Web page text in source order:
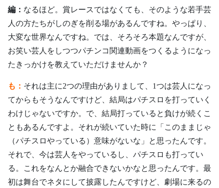
編： なるほど。賞レースではなくても、そのような若手芸
人の方たちがしのぎを削る場があるんですね。やっぱり、
大変な世界なんですね。では、そろそろ本題なんですが、
お笑い芸人をしつつパチンコ関連動画をつくるようになっ
たきっかけを教えていただけませんか？
も： それは主に2つの理由がありまして、1つは芸人になっ
てからもそうなんですけど、結局はパチスロを打っていく
わけじゃないですか。で、結局打っていると負けが続くこ
ともあるんですよ。それが続いていた時に「このままじゃ
（パチスロやっている）意味がないな」と思ったんです。
それで、今は芸人をやっているし、パチスロも打ってい
る。これをなんとか融合できないかなと思ったんです。最
初は舞台でネタにして披露したんですけど、劇場に来るの